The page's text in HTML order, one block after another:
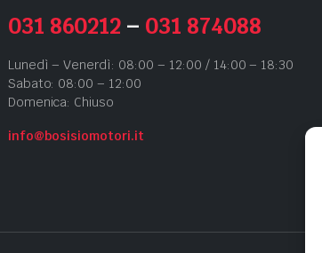
031 860212 – 031 874088
Lunedì – Venerdì: 08:00 – 12:00 / 14:00 – 18:30
Sabato: 08:00 – 12:00
Domenica: Chiuso
info@bosisiomotori.it